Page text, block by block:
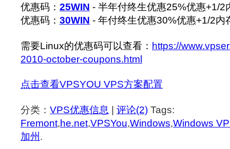
优惠码： 25WIN - 半年付终生优惠25%优惠+1/2
优惠码： 30WIN - 年付终生优惠30%优惠+1/2内
需要Linux的优惠码可以查看： https://
2010-october-coupons.html
点击查看VPSYOU VPS方案配置
分类： VPS优惠信息 | 评论(2) Tags:
Fremont,he.net,VPSYou,Windows,Windows
加州 .